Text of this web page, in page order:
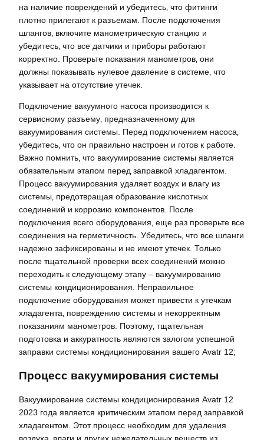
на наличие повреждений и убедитесь‚ что фитинги
плотно прилегают к разъемам. После подключения
шлангов‚ включите манометрическую станцию и
убедитесь‚ что все датчики и приборы работают
корректно. Проверьте показания манометров‚ они
должны показывать нулевое давление в системе‚ что
указывает на отсутствие утечек.
Подключение вакуумного насоса производится к
сервисному разъему‚ предназначенному для
вакуумирования системы. Перед подключением насоса‚
убедитесь‚ что он правильно настроен и готов к работе.
Важно помнить‚ что вакуумирование системы является
обязательным этапом перед заправкой хладагентом.
Процесс вакуумирования удаляет воздух и влагу из
системы‚ предотвращая образование кислотных
соединений и коррозию компонентов. После
подключения всего оборудования‚ еще раз проверьте все
соединения на герметичность. Убедитесь‚ что все шланги
надежно зафиксированы и не имеют утечек. Только
после тщательной проверки всех соединений можно
переходить к следующему этапу – вакуумированию
системы кондиционирования. Неправильное
подключение оборудования может привести к утечкам
хладагента‚ повреждению системы и некорректным
показаниям манометров. Поэтому‚ тщательная
подготовка и аккуратность являются залогом успешной
заправки системы кондиционирования вашего Avatr 12;
Процесс вакуумирования системы
Вакуумирование системы кондиционирования Avatr 12
2023 года является критическим этапом перед заправкой
хладагентом. Этот процесс необходим для удаления